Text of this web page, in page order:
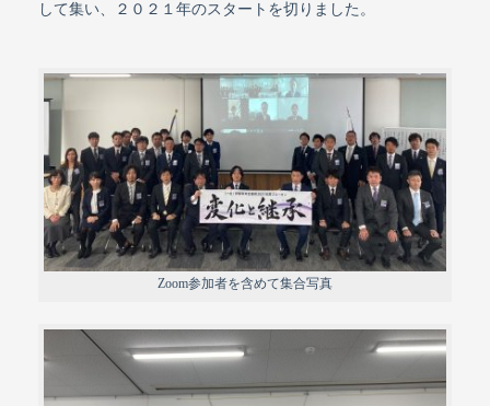
して集い、２０２１年のスタートを切りました。
Zoom参加者を含めて集合写真